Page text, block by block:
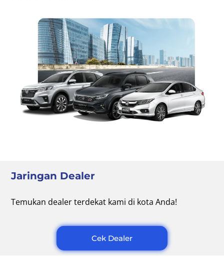
Jaringan Dealer
Temukan dealer terdekat kami di kota Anda!
Cek Dealer